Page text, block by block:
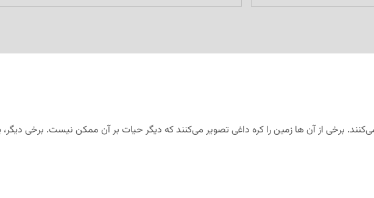
برخی از آن ها زمین را کره داغی تصویر می‌­کنند که دیگر حیات بر آن ممکن نیست. برخی